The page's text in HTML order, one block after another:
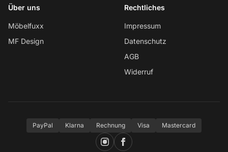
Über uns
Möbelfuxx
MF Design
Rechtliches
Impressum
Datenschutz
AGB
Widerruf
PayPal Klarna Rechnung Visa Mastercard